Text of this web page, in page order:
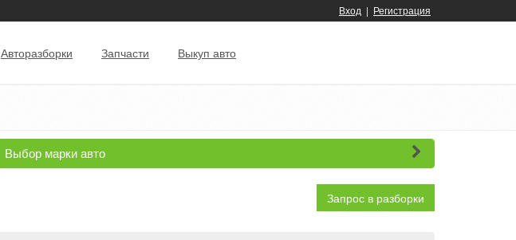
Вход | Регистрация
Авторазборки Запчасти Выкуп авто
Выбор марки авто
Запрос в разборки